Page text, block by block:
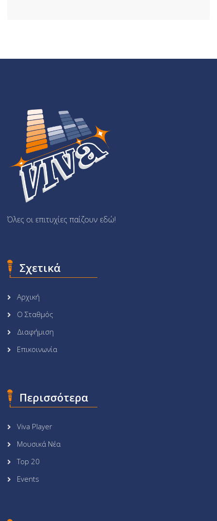
Όλες οι επιτυχίες παίζουν εδώ!
Σχετικά
Αρχική
Ο Σταθμός
Διαφήμιση
Επικοινωνία
Περισσότερα
Viva Player
Μουσικά Νέα
Top 20
Events